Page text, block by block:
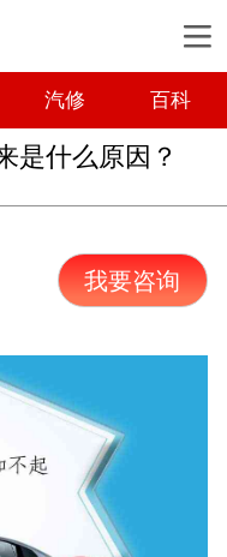
汽修 百科
是什么原因？
我要咨询